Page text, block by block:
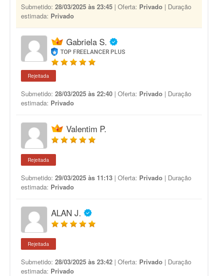
Submetido: 28/03/2025 às 23:45 | Oferta: Privado | Duração
estimada: Privado
Gabriela S.
TOP FREELANCER PLUS
Rejeitada
Submetido: 28/03/2025 às 22:40 | Oferta: Privado | Duração
estimada: Privado
Valentim P.
Rejeitada
Submetido: 29/03/2025 às 11:13 | Oferta: Privado | Duração
estimada: Privado
ALAN J.
Rejeitada
Submetido: 28/03/2025 às 23:42 | Oferta: Privado | Duração
estimada: Privado